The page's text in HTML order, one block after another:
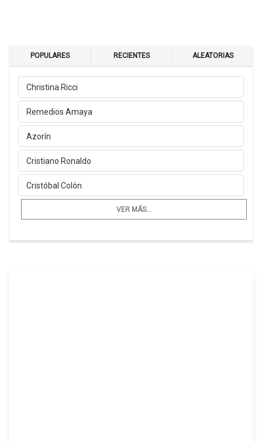
POPULARES RECIENTES ALEATORIAS
Christina Ricci
Remedios Amaya
Azorín
Cristiano Ronaldo
Cristóbal Colón
VER MÁS...